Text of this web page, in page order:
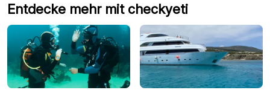
Entdecke mehr mit checkyeti